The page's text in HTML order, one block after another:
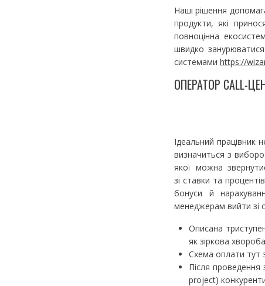
Наші рішення
продукти, які
повноцінна
швидко
системами https://
ОПЕРАТОР CALL-
Ідеальний
визначиться з
якої можна
зі ставки та
бонуси й
менеджерам вийти зі
Описана
як зіркова
Схема оплати тут
Після проведення
project)